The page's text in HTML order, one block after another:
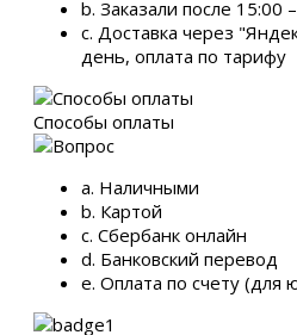
b. Заказали после 15:00
c. Доставка через
день, оплата по тарифу
Способы оплаты
a. Наличными
b. Картой
c. Сбербанк онлайн
d. Банковский перевод
e. Оплата по счету (для